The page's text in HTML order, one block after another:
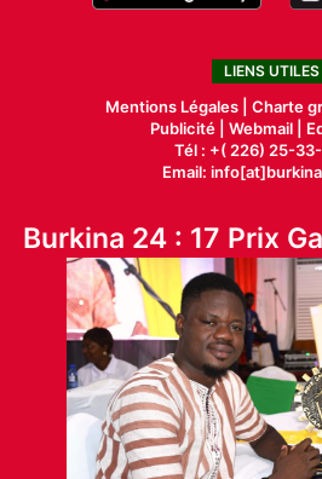
LIENS UTILES
Mentions Légales | Charte
Publicité| Webmail |
Tél : +( 226) 25-
Email:
Burkina 24 : 17 Prix